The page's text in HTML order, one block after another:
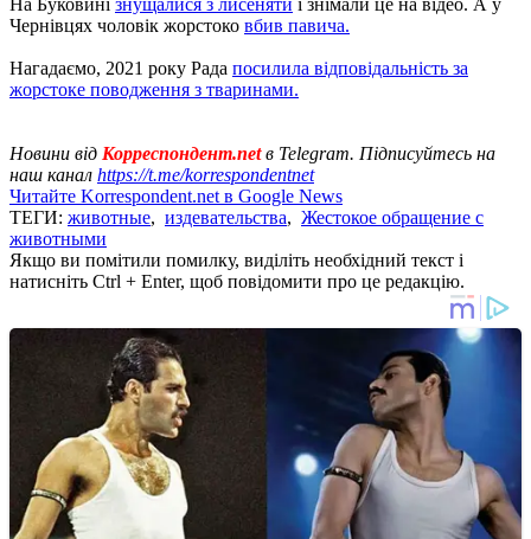
Чернівцях чоловік жорстоко вбив павича.
Нагадаємо, 2021 року Рада посилила відповідальність за
жорстоке поводження з тваринами.
Новини від Корреспондент.netв Telegram. Підписуйтесь на
наш канал https://t.me/korrespondentnet
Читайте Korrespondent.net в Google News
ТЕГИ: животные, издевательства, Жестокое обращение с
животными
Якщо ви помітили помилку, виділіть необхідний текст і
натисніть Ctrl + Enter, щоб повідомити про це редакцію.